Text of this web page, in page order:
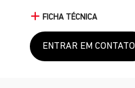
FICHA TÉCNICA
ENTRAR EM CONTATO